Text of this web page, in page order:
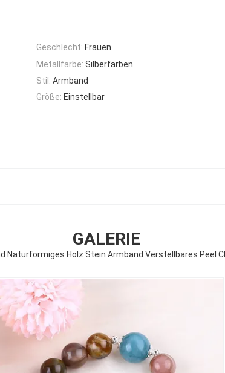
Geschlecht: Frauen
Metallfarbe: Silberfarben
Stil: Armband
Größe: Einstellbar
GALERIE
Naturförmiges Holz Stein Armband Verstellbares Peel